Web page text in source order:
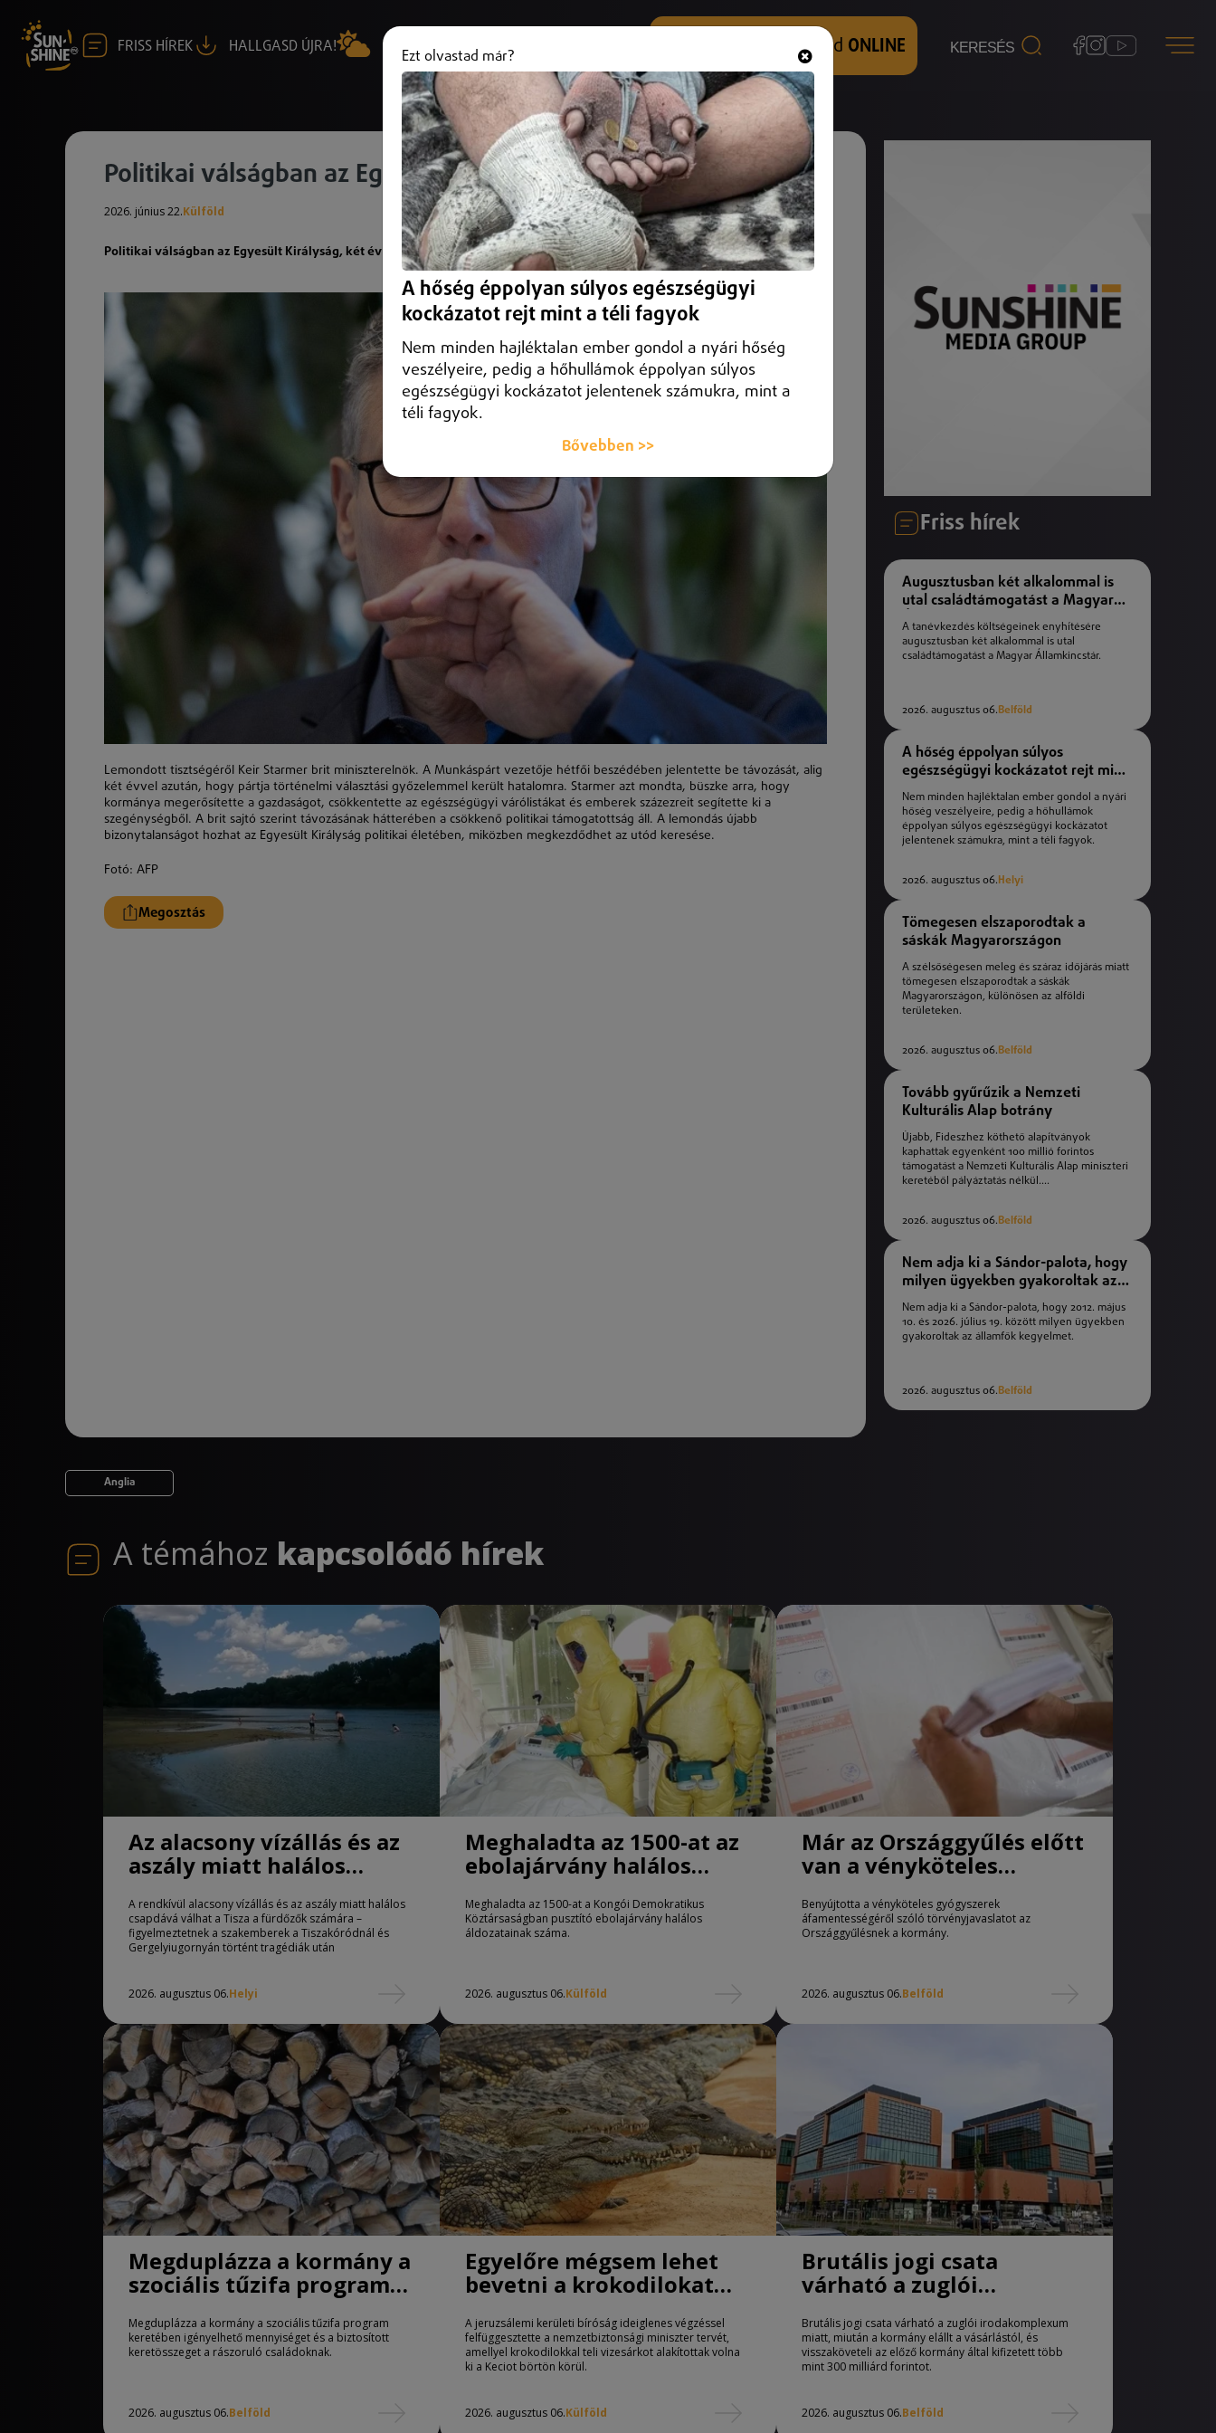
FRISS HÍREK HALLGASD ÚJRA! +36 (20) 316 3000 Hallgasd és nézd ONLINE
Politikai válságban az Egyesült Királyság
2026. június 22.Külföld
Politikai válságban az Egyesült Királyság, két év után távozik a Munkáspárt vezetője.
Lemondott tisztségéről Keir Starmer brit miniszterelnök. A Munkáspárt vezetője hétfői beszédében jelentette be távozását, alig
két évvel azután, hogy pártja történelmi választási győzelemmel került hatalomra. Starmer azt mondta, büszke arra, hogy
kormánya megerősítette a gazdaságot, csökkentette az egészségügyi várólistákat és emberek százezreit segítette ki a
szegénységből. A brit sajtó szerint távozásának hátterében a csökkenő politikai támogatottság áll. A lemondás újabb
bizonytalanságot hozhat az Egyesült Királyság politikai életében, miközben megkezdődhet az utód keresése.
Fotó: AFP
Megosztás
Friss hírek
Augusztusban két alkalommal is
utal családtámogatást a Magyar
Államkincstár
A tanévkezdés költségeinek enyhítésére
augusztusban két alkalommal is utal
családtámogatást a Magyar Államkincstár.
2026. augusztus 06.Belföld
A hőség éppolyan súlyos
egészségügyi kockázatot rejt mint
a téli fagyok
Nem minden hajléktalan ember gondol a nyári
hőség veszélyeire, pedig a hőhullámok
éppolyan súlyos egészségügyi kockázatot
jelentenek számukra, mint a téli fagyok.
2026. augusztus 06. Helyi
Tömegesen elszaporodtak a
sáskák Magyarországon
A szélsőségesen meleg és száraz időjárás miatt
tömegesen elszaporodtak a sáskák
Magyarországon, különösen az alföldi
területeken.
2026. augusztus 06.Belföld
Tovább gyűrűzik a Nemzeti
Kulturális Alap botrány
Újabb, Fideszhez köthető alapítványok
kaphattak egyenként 100 millió forintos
támogatást a Nemzeti Kulturális Alap miniszteri
keretéből pályáztatás nélkül....
2026. augusztus 06.Belföld
Nem adja ki a Sándor-palota, hogy
milyen ügyekben gyakoroltak az
államfők kegyelmet
Nem adja ki a Sándor-palota, hogy 2012. május
10. és 2026. július 19. között milyen ügyekben
gyakoroltak az államfők kegyelmet.
2026. augusztus 06.Belföld
Anglia
A témához kapcsolódó hírek
Az alacsony vízállás és az
aszály miatt halálos
csapdává válhat a Tisza
A rendkívül alacsony vízállás és az aszály miatt halálos
csapdává válhat a Tisza a fürdőzők számára –
figyelmeztetnek a szakemberek a Tiszakóródnál és
Gergelyiugornyán történt tragédiák után
2026. augusztus 06.Helyi
Meghaladta az 1500-at az
ebolajárvány halálos
áldozatainak száma
Meghaladta az 1500-at a Kongói Demokratikus
Köztársaságban pusztító ebolajárvány halálos
áldozatainak száma.
2026. augusztus 06.Külföld
Már az Országgyűlés előtt
van a vényköteles
gyógyszerek
áfamentességéről szóló
törvényjavaslat
Benyújtotta a vényköteles gyógyszerek
áfamentességéről szóló törvényjavaslatot az
Országgyűlésnek a kormány.
2026. augusztus 06.Belföld
Megduplázza a kormány a
szociális tűzifa program
keretében igényelhető
mennyiséget
Megduplázza a kormány a szociális tűzifa program
keretében igényelhető mennyiséget és a biztosított
keretösszeget a rászoruló családoknak.
2026. augusztus 06.Belföld
Egyelőre mégsem lehet
bevetni a krokodilokat
A jeruzsálemi kerületi bíróság ideiglenes végzéssel
felfüggesztette a nemzetbiztonsági miniszter tervét,
amellyel krokodilokkal teli vizesárkot alakítottak volna
ki a Keciot börtön körül.
2026. augusztus 06.Külföld
Brutális jogi csata
várható a zuglói
irodakomplexum miatt
Brutális jogi csata várható a zuglói irodakomplexum
miatt, miután a kormány elállt a vásárlástól, és
visszaköveteli az előző kormány által kifizetett több
mint 300 milliárd forintot.
2026. augusztus 06.Belföld
Ezt olvastad már?
A hőség éppolyan súlyos egészségügyi
kockázatot rejt mint a téli fagyok
Nem minden hajléktalan ember gondol a nyári hőség
veszélyeire, pedig a hőhullámok éppolyan súlyos
egészségügyi kockázatot jelentenek számukra, mint a
téli fagyok.
Bővebben >>